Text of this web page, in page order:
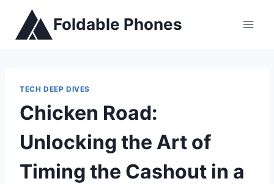
content
Foldable Phones
TECH DEEP DIVES
Chicken Road:
Unlocking the Art of
Timing the Cashout in a